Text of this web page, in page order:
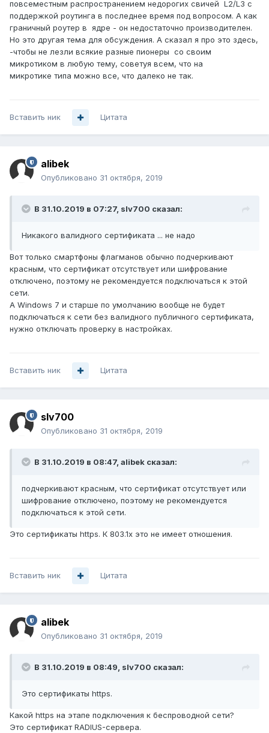
повсеместным распространением недорогих свичей L2/L3 c
поддержкой роутинга в последнее время под вопросом. А как
граничный роутер в ядре - он недостаточно производителен.
Но это другая тема для обсуждения. А сказал я про это здесь,
-чтобы не лезли всякие разные пионеры со своим
микротиком в любую тему, советуя всем, что на
микротике типа можно все, что далеко не так.
Вставить ник Цитата
alibek
Опубликовано 31 октября, 2019
В 31.10.2019 в 07:27, slv700 сказал:
Никакого валидного сертификата ... не надо
Вот только смартфоны флагманов обычно подчеркивают
красным, что сертификат отсутствует или шифрование
отключено, поэтому не рекомендуется подключаться к этой
сети.
А Windows 7 и старше по умолчанию вообще не будет
подключаться к сети без валидного публичного сертификата,
нужно отключать проверку в настройках.
Вставить ник Цитата
slv700
Опубликовано 31 октября, 2019
В 31.10.2019 в 08:47, alibek сказал:
подчеркивают красным, что сертификат отсутствует или
шифрование отключено, поэтому не рекомендуется
подключаться к этой сети.
Это сертификаты https. К 803.1x это не имеет отношения.
Вставить ник Цитата
alibek
Опубликовано 31 октября, 2019
В 31.10.2019 в 08:49, slv700 сказал:
Это сертификаты https.
Какой https на этапе подключения к беспроводной сети?
Это сертификат RADIUS-сервера.